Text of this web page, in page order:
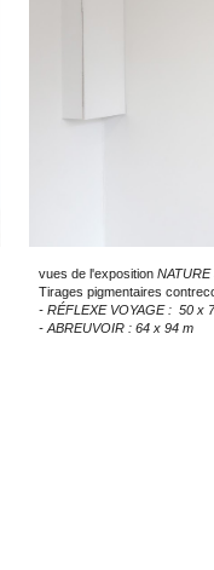
vues de l'exposition NATURE
Tirages pigmentaires
- RÉFLEXE VOYAGE : 50 x
- ABREUVOIR : 64 x 94 m